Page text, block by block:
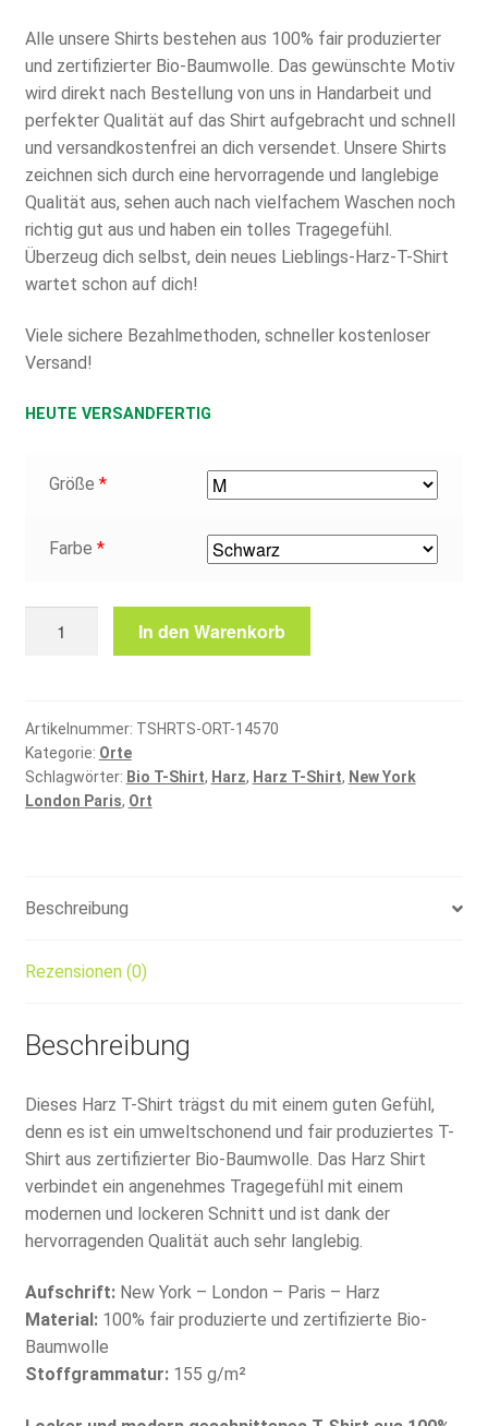
Alle unsere Shirts bestehen aus 100% fair produzierter
und zertifizierter Bio-Baumwolle. Das gewünschte Motiv
wird direkt nach Bestellung von uns in Handarbeit und
perfekter Qualität auf das Shirt aufgebracht und schnell
und versandkostenfrei an dich versendet. Unsere Shirts
zeichnen sich durch eine hervorragende und langlebige
Qualität aus, sehen auch nach vielfachem Waschen noch
richtig gut aus und haben ein tolles Tragegefühl.
Überzeug dich selbst, dein neues Lieblings-Harz-T-Shirt
wartet schon auf dich!
Viele sichere Bezahlmethoden, schneller kostenloser
Versand!
HEUTE VERSANDFERTIG
Größe *
Farbe *
In den Warenkorb
Artikelnummer: TSHRTS-ORT-14570
Kategorie: Orte
Schlagwörter: Bio T-Shirt, Harz, Harz T-Shirt, New York
London Paris, Ort
Beschreibung
Rezensionen (0)
Beschreibung
Dieses Harz T-Shirt trägst du mit einem guten Gefühl,
denn es ist ein umweltschonend und fair produziertes T-
Shirt aus zertifizierter Bio-Baumwolle. Das Harz Shirt
verbindet ein angenehmes Tragegefühl mit einem
modernen und lockeren Schnitt und ist dank der
hervorragenden Qualität auch sehr langlebig.
Aufschrift:New York – London – Paris – Harz
Material:100% fair produzierte und zertifizierte Bio-
Baumwolle
Stoffgrammatur:155 g/m²